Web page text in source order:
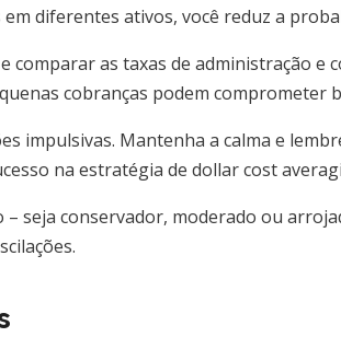
diferentes ativos, você reduz a
comparar as taxas de administração e
cobranças podem comprometer
impulsivas. Mantenha a calma e
na estratégia de dollar cost
seja conservador, moderado ou